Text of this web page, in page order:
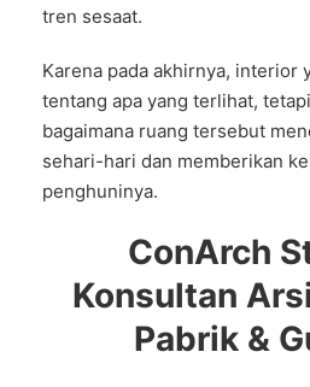
tren sesaat.
Karena pada akhirnya, interior
tentang apa yang terlihat,
bagaimana ruang tersebut
sehari-hari dan memberikan
penghuninya.
ConArch
Konsultan
Pabrik &